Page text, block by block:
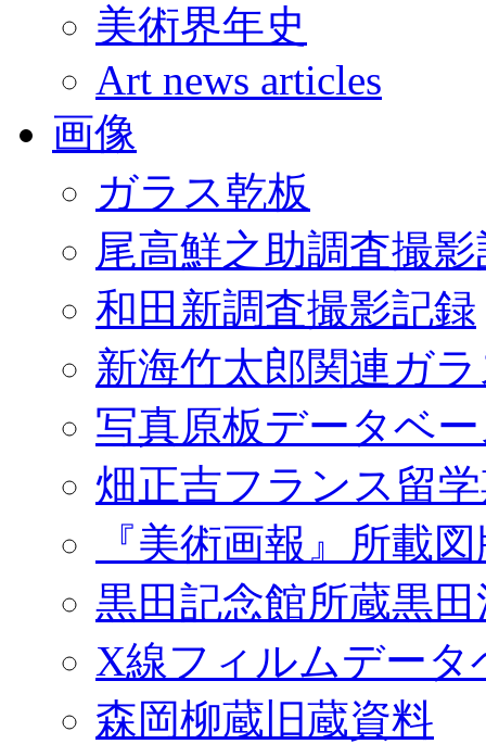
美術界年史
Art news articles
画像
ガラス乾板
尾高鮮之助調査撮
和田新調査撮影記録
新海竹太郎関連ガ
写真原板データベ
畑正吉フランス留
『美術画報』所載
黒田記念館所蔵黒
X線フィルムデータ
森岡柳蔵旧蔵資料